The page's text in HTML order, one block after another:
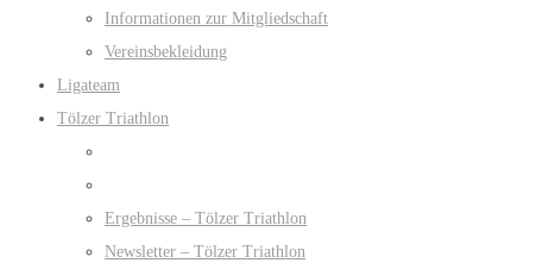
Informationen zur Mitgliedschaft
Vereinsbekleidung
Ligateam
Tölzer Triathlon
Ergebnisse – Tölzer Triathlon
Newsletter – Tölzer Triathlon